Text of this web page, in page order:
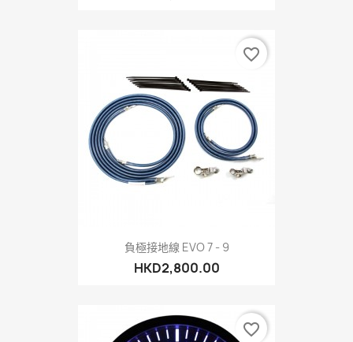
負極接地線 EVO 7 - 9
HKD2,800.00
favorite_border
favorite_border